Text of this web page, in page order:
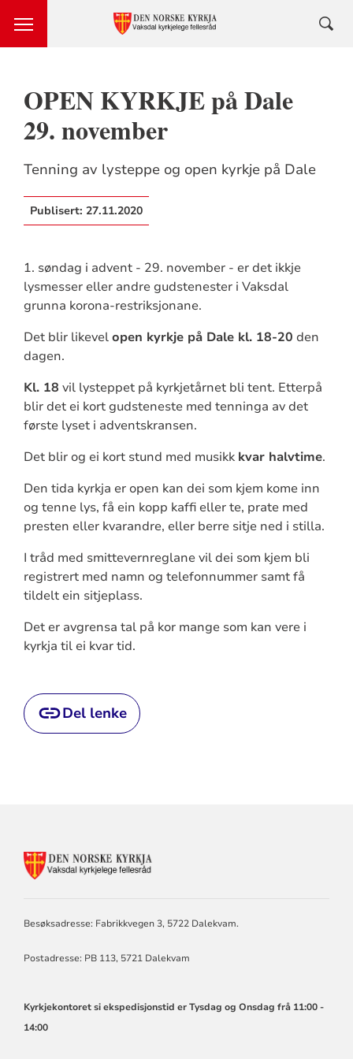
OPEN KYRKJE på Dale
29. november
Tenning av lysteppe og open kyrkje på Dale
Publisert: 27.11.2020
1. søndag i advent - 29. november - er det ikkje
lysmesser eller andre gudstenester i Vaksdal
grunna korona-restriksjonane.
Det blir likevelopen kyrkje på Dale kl. 18-20 den
dagen.
Kl. 18 vil lysteppet på kyrkjetårnet bli tent. Etterpå
blir det ei kort gudsteneste med tenninga av det
første lyset i adventskransen.
Det blir og ei kort stund med musikk kvar halvtime.
Den tida kyrkja er open kan dei som kjem kome inn
og tenne lys, få ein kopp kaffi eller te, prate med
presten eller kvarandre, eller berre sitje ned i stilla.
I tråd med smittevernreglane vil dei som kjem bli
registrert med namn og telefonnummer samt få
tildelt ein sitjeplass.
Det er avgrensa tal på kor mange som kan vere i
kyrkja til ei kvar tid.
Del lenke
FELLESRÅD
Besøksadresse: Fabrikkvegen 3, 5722 Dalekvam.
Postadresse: PB 113, 5721 Dalekvam
Kyrkjekontoret si ekspedisjonstid er Tysdag og Onsdag frå 11:00 -
14:00